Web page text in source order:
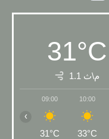
31°C
1.1 م\ث
09:00
31°C
10:00
33°C
‹